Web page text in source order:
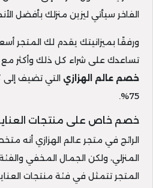
الفاخر سيأتي ليزين منزلك بأفضل
ورفقًا بميزانيتك يقدم لك المتجر
تساعدك على شراء كل ذلك وأكثر مع
خصم عالم الهزازي التي تضيف
75%.
خصم خاص على منتجات
الرائج في متجر عالم الهزازي أنه
المنزلي، ولكن الجمال المخفي
المتجر تتمثل في فئة منتجات